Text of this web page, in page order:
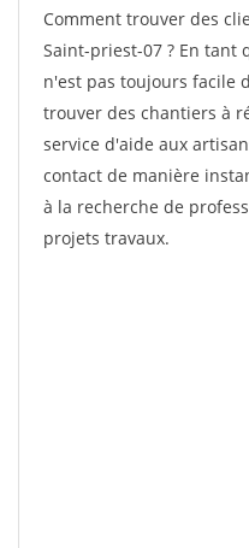
Comment trouver des
Saint-priest-07 ? En
n'est pas toujours facile
trouver des chantiers à
service d'aide aux
contact de manière
à la recherche de
projets travaux.